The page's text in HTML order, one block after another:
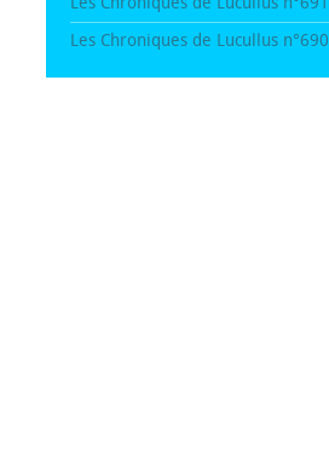
Les Chroniques de Lucullus n°690